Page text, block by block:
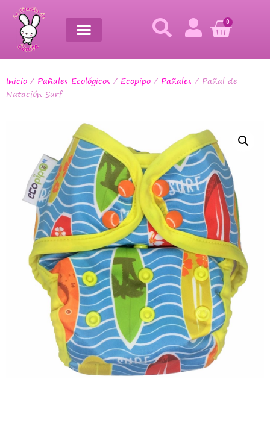
0
Inicio / Pañales Ecológicos / Ecopipo / Pañales / Pañal de
Natación Surf